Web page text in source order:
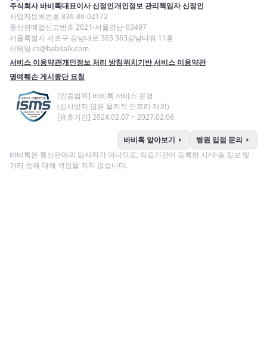
주식회사 바비톡대표이사 신정인개인정보 관리책임자 신정인
사업자등록번호 836-86-02172
통신판매업신고번호 2021-서울강남-03497
서울특별시 서초구 강남대로 363 363강남타워 11층
이메일 cs@babitalk.com
서비스 이용약관개인정보 처리 방침위치기반 서비스 이용약관
명예훼손 게시중단 요청
[인증범위] 바비톡 서비스 운영
(심사받지 않은 물리적 인프라 제외)
[유효기간] 2024.02.07 ~ 2027.02.06
바비톡 알아보기 arrow_right 병원 입점 문의 arrow_right
바비톡은 통신판매의 당사자가 아니므로, 의료기관이 등록한 시/수술 정보 및
거래 등에 대해 책임을 지지 않습니다.